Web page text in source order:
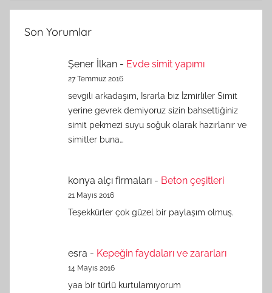
Son Yorumlar
Şener İlkan - Evde simit yapımı
27 Temmuz 2016
sevgili arkadaşım, Israrla biz İzmirliler Simit
yerine gevrek demiyoruz sizin bahsettiğiniz
simit pekmezi suyu soğuk olarak hazırlanır ve
simitler buna…
konya alçı firmaları - Beton çeşitleri
21 Mayıs 2016
Teşekkürler çok güzel bir paylaşım olmuş.
esra - Kepeğin faydaları ve zararları
14 Mayıs 2016
yaa bir türlü kurtulamıyorum